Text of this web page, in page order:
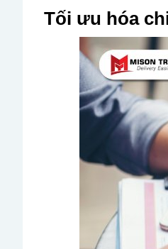
Tối ưu hóa